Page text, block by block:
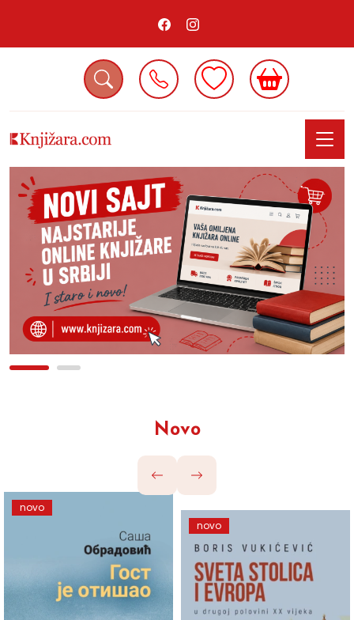
Novo
novo
novo